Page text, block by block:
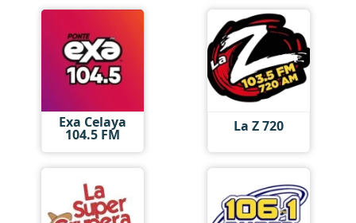
Exa Celaya
104.5 FM La Z 720